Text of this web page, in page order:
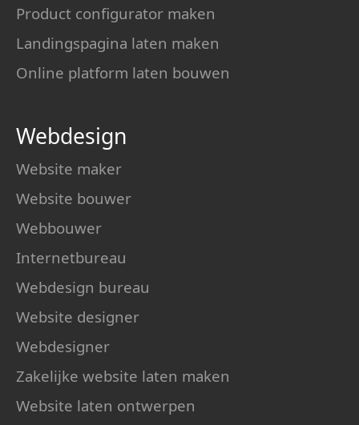
Product configurator maken
Landingspagina laten maken
Online platform laten bouwen
Webdesign
Website maker
Website bouwer
Webbouwer
Internetbureau
Webdesign bureau
Website designer
Webdesigner
Zakelijke website laten maken
Website laten ontwerpen